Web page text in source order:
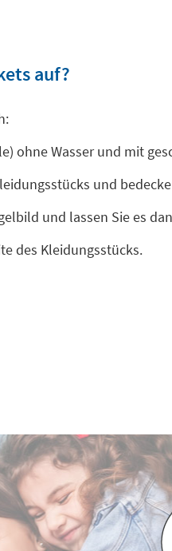
auf?
ohne Wasser und mit
und
und lassen Sie es
des Kleidungsstücks.